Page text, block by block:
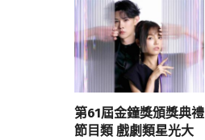
第61屆金鐘獎頒獎典禮
節目類 戲劇類星光大